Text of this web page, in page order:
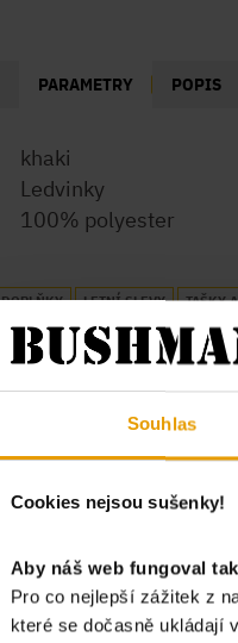
Souhlas
Cookies nejsou sušenky!
Aby náš web fungoval
Pro co nejlepší zážitek z
které se dočasně ukládají
PARAMETRY POPIS
khaki
Ledvinky
100% polyester
DOPLŇKY LETNÍ SLEVY TAŠKY